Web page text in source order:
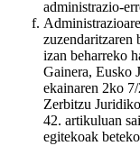
administrazio-
zuzendaritzaren
izan beharreko
Gainera, Eusko
ekainaren 2ko
Zerbitzu
42. artikuluan
egitekoak